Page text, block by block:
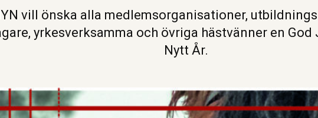
vill önska alla medlemsorganisationer,
yrkesverksamma och övriga hästvänner en
Nytt År.